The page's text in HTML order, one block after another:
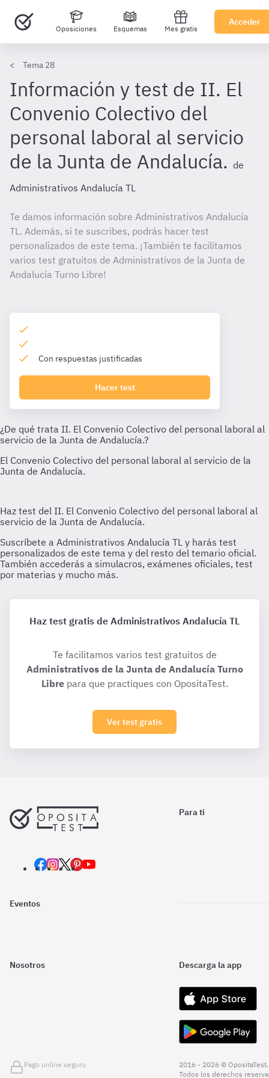
Oposiciones Esquemas Mes gratis
Acceder
Tema 28
Información y test de II. El
Convenio Colectivo del
personal laboral al servicio
de la Junta de Andalucía. de
Administrativos Andalucía TL
Te damos información sobre Administrativos Andalucía
TL. Además, si te suscribes, podrás hacer test
personalizados de este tema. ¡También te facilitamos
varios test gratuitos de Administrativos de la Junta de
Andalucía Turno Libre!
Con respuestas justificadas
Hacer test
Haz test gratis de Administrativos Andalucía TL
Te facilitamos varios test gratuitos de
Administrativos de la Junta de Andalucía Turno
Librepara que practiques con OpositaTest.
Ver test gratis
Para ti
Eventos
Nosotros Descarga la app
Pago online seguro
2016 - 2026 © OpositaTest.
Todos los derechos